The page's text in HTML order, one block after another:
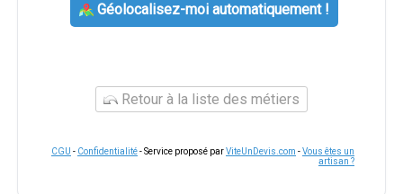
Géolocalisez-moi automatiquement !
Retour à la liste des métiers
CGU - Confidentialité- Service proposé parViteUnDevis.com -Vous êtes un
artisan ?